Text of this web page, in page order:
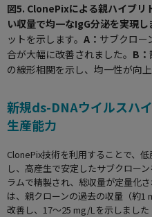
図5. ClonePixによる親ハイブリ
い収量で均一なIgG分泌を実現し
ットを示します。 A： サブクロー
合が大幅に改善されました。 B：
の線形相関を示し、均一性が向
新規ds-DNAウイルスハ
生産能力
ClonePix技術を利用することで、
し、高産生で安定したサブクロー
ラムで精製され、総収量が定量化
は、親クローンの過去の収量（約
改善し、17～25 mg/Lを示しました